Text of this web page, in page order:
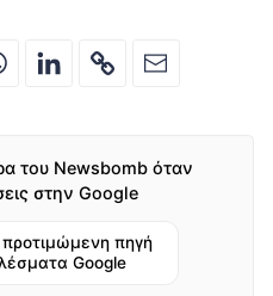
του Newsbomb όταν
στην Google
πηγή
Google